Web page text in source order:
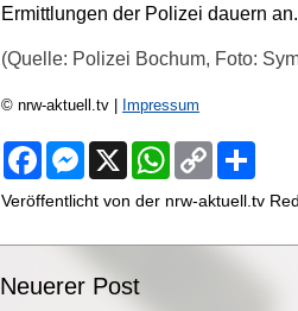
Ermittlungen der Polizei dauern an.
(Quelle: Polizei Bochum, Foto:
© nrw-aktuell.tv | Impressum
F
e
o
k
M
s
n
e
X
W
t
A
C
y
i
r
Veröffentlicht von der nrw-aktuell.tv
Neuerer Post